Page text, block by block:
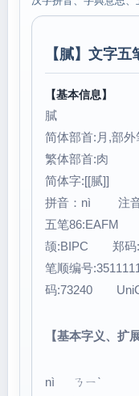
【膩】文字五
【基本信息】
膩
简体部首:月,部
繁体部首:肉
简体字:[[腻]]
拼音：nì 注音
五笔
颉:BIPC 郑码
笔顺编号
码:73240
【基本字义、扩
nì ㄋㄧˋ